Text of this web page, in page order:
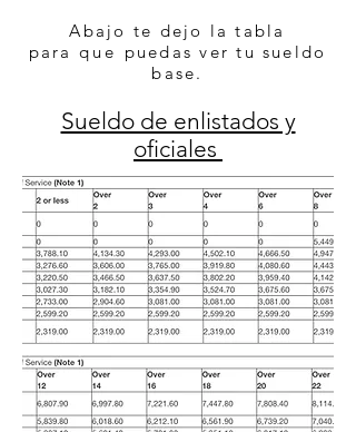
Abajo te dejo la tabla
para que puedas ver tu sueldo
base.
Sueldo de enlistados y
oficiales